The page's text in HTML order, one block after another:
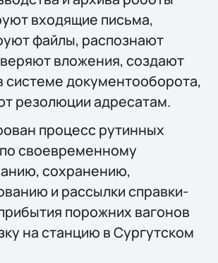
входящие письма,
файлы, распознают
вложения, создают
системе документооборота,
резолюции адресатам.
процесс рутинных
своевременному
сохранению,
и рассылки справки-
порожних вагонов
на станцию в Сургутском